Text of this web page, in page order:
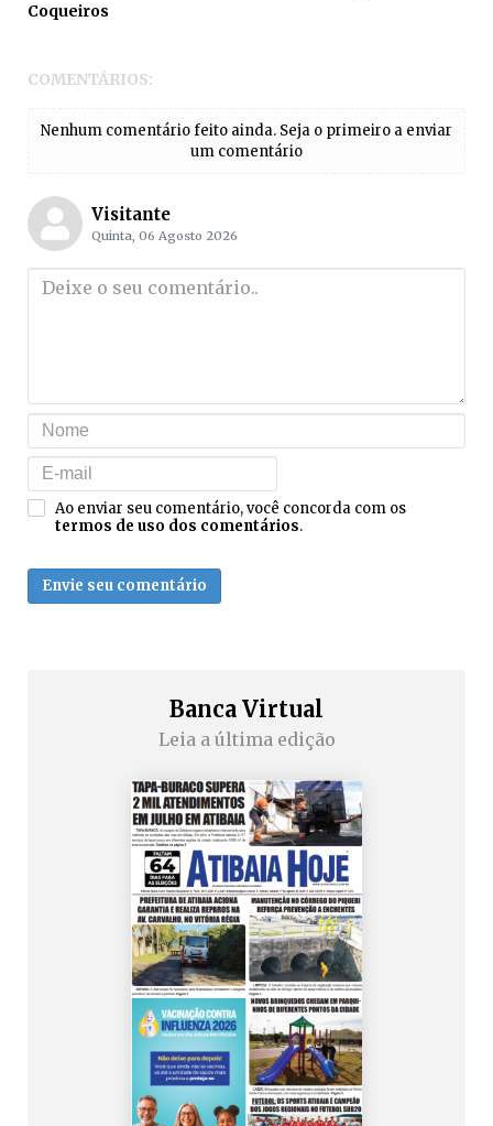
Coqueiros
COMENTÁRIOS:
Nenhum comentário feito ainda. Seja o primeiro a enviar
um comentário
Visitante
Quinta, 06 Agosto 2026
Ao enviar seu comentário, você concorda com os
termos de uso dos comentários.
Envie seu comentário
Banca Virtual
Leia a última edição